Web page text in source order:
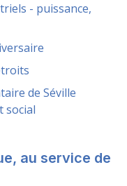
- puissance,
de Séville
social
au service de